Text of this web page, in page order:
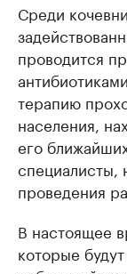
Среди
проводится
терапию
населения,
его
специалисты,
проведения
В настоящее
которые